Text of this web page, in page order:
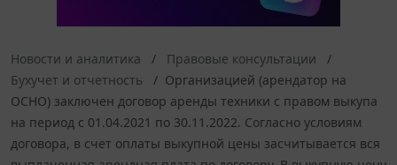
Новости и аналитика
Правовые консультации
Бухучет и отчетность
Организацией (арендатор на
ОСНО) заключен договор аренды техники с правом выкупа
на период с 01.04.2021 по 30.11.2022. Согласно условиям
договора, в счет оплаты выкупной цены засчитывается вся